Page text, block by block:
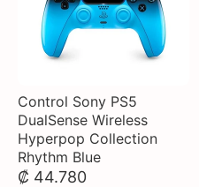
Control Sony PS5
DualSense Wireless
Hyperpop Collection
Rhythm Blue
₡ 44.780